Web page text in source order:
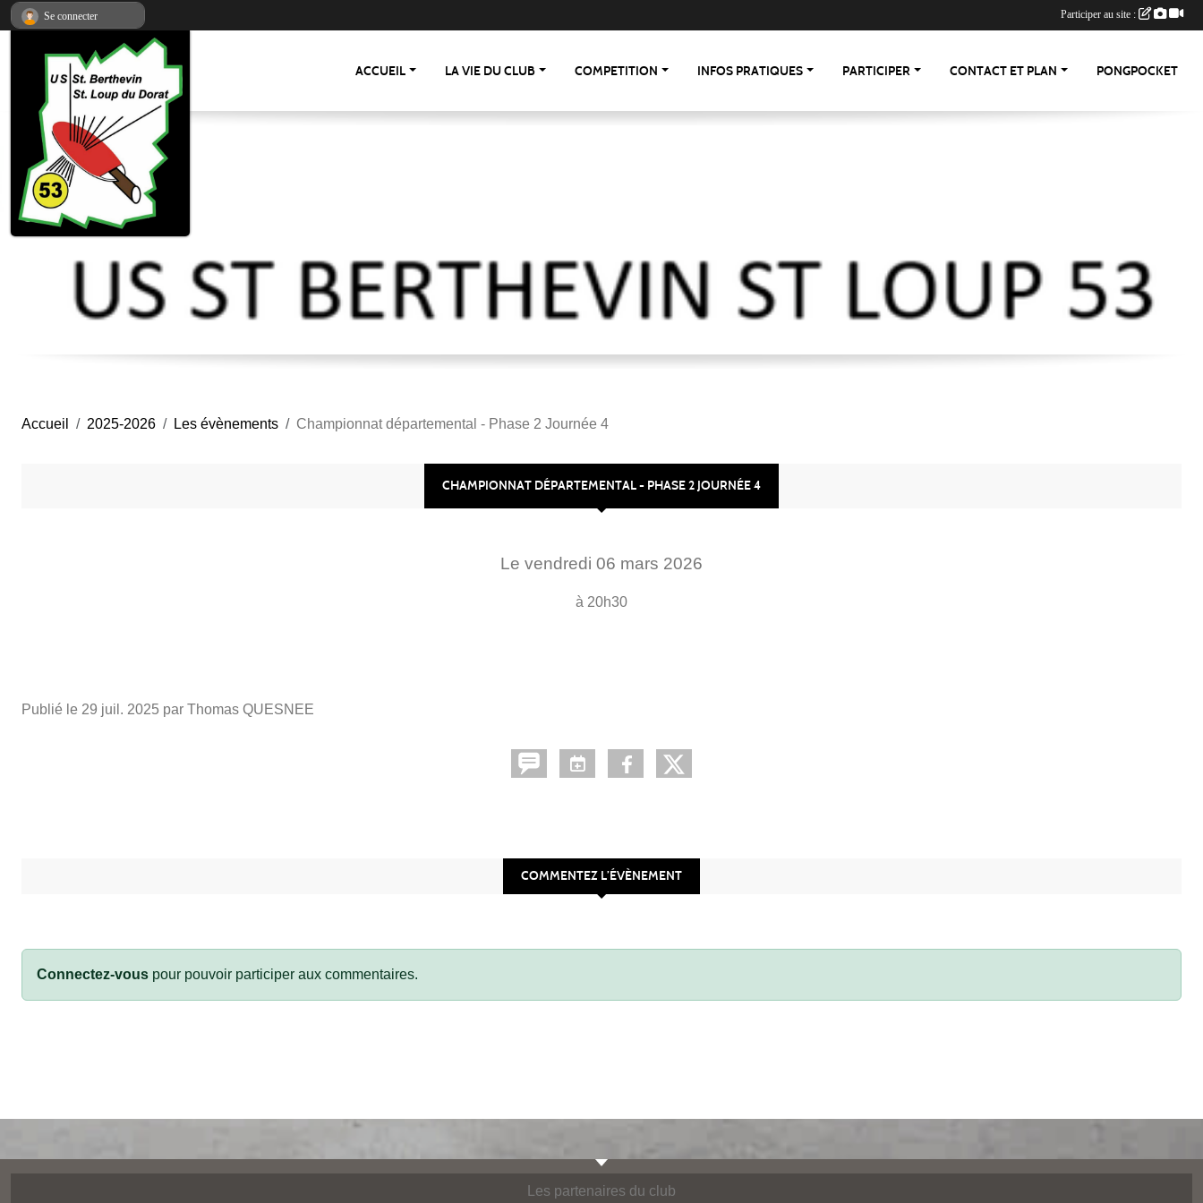
ACCUEIL LA VIE DU CLUB COMPETITION INFOS PRATIQUES PARTICIPER CONTACT ET PLAN PONGPOCKET
Accueil 2025-2026 Les évènements Championnat départemental - Phase 2 Journée 4
CHAMPIONNAT DÉPARTEMENTAL - PHASE 2 JOURNÉE 4
Le vendredi 06 mars 2026
à 20h30
Publié le 29 juil. 2025 par Thomas QUESNEE
COMMENTEZ L’ÉVÈNEMENT
Connectez-vous pour pouvoir participer aux commentaires.
Les partenaires du club
Se connecter Participer au site :
Panneau de gestion des cookies